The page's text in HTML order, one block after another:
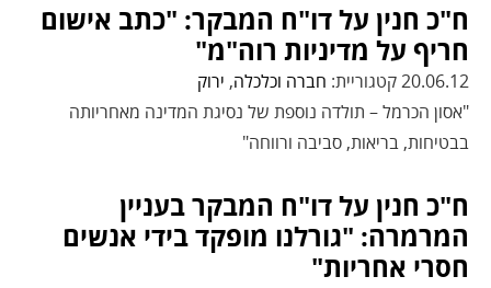
ח"כ חנין על דו"ח המבקר: "כתב אישום
חריף על מדיניות רוה"מ"
20.06.12 קטגוריית: חברה וכלכלה, ירוק
"אסון הכרמל – תולדה נוספת של נסיגת המדינה מאחריותה
בבטיחות, בריאות, סביבה ורווחה"
ח"כ חנין על דו"ח המבקר בעניין
המרמרה: "גורלנו מופקד בידי אנשים
חסרי אחריות"